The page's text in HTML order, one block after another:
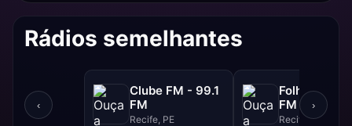
Rádios semelhantes
‹
Clube FM - 99.1
FM
Recife, PE
Folha FM -
FM
Recife, PE
›